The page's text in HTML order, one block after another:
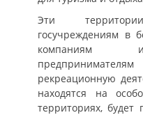
Эти
госучреждениям в
компаниям и
рекреационную
находятся на
территориях, будет